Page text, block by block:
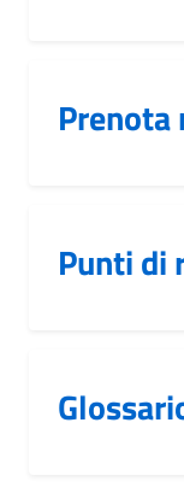
Punti di